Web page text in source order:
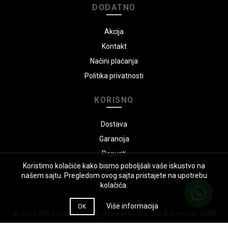
DODATNO
Akcija
Kontakt
Načini plaćanja
Politika privatnosti
KORISNO
Dostava
Garancija
Popusti
Uputstvo za naručivanje
ATLAS sport. Sva prava zaštićena. Bits & bytes by: GSM
Solutions
Koristimo kolačiće kako bismo poboljšali vaše iskustvo na
našem sajtu. Pregledom ovog sajta pristajete na upotrebu
kolačića.
OK Više informacija